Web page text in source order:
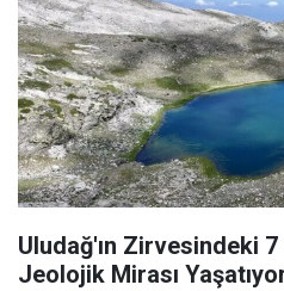
Uludağ'ın Zirvesindeki
Jeolojik Mirası